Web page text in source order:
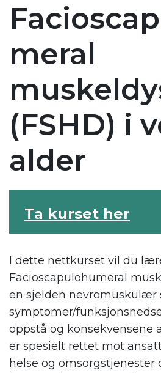
meral
(FSHD) i
alder
Ta kurset her
I dette nettkurset vil du
Facioscapulohumeral
en sjelden nevromuskulær
symptomer/
oppstå og konsekvensene
er spesielt rettet mot
helse og omsorgstjenester